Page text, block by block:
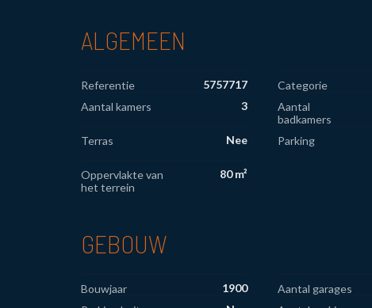
ALGEMEEN
Referentie 5757717 Categorie
Aantal kamers
3
Aantal
badkamers
Terras Nee Parking
Oppervlakte van
het terrein
80 m²
GEBOUW
Bouwjaar 1900 Aantal garages